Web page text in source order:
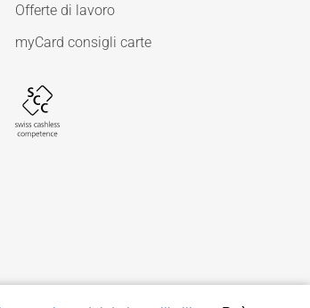
Offerte di lavoro
myCard consigli carte